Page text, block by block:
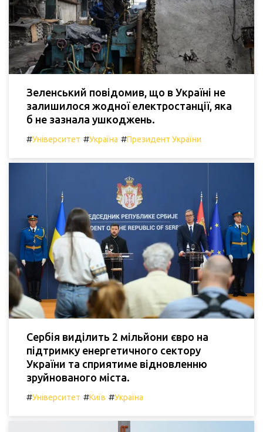
Зеленський повідомив, що в Україні не
залишилося жодної електростанції, яка
б не зазнала ушкоджень.
#Університет #Україна #Президент України
Сербія виділить 2 мільйони євро на
підтримку енергетичного сектору
України та сприятиме відновленню
зруйнованого міста.
#Університет #Київ #Україна